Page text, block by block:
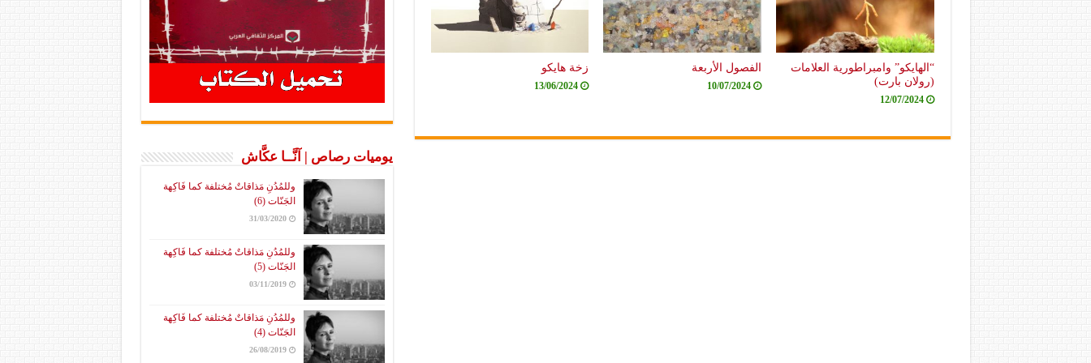
“الهايكو” وامبراطورية العلامات
(رولان بارت)
12/07/2024
الفصول الأربعة
10/07/2024
زخة هايكو
13/06/2024
يوميات رصاص | آنَّــا عكَّاش
وللمُدُنِ مَذاقاتٌ مُختلفة كما فَاكِهة
الجَنّات (6)
31/03/2020
وللمُدُنِ مَذاقاتٌ مُختلفة كما فَاكِهة
الجَنّات (5)
03/11/2019
وللمُدُنِ مَذاقاتٌ مُختلفة كما فَاكِهة
الجَنّات (4)
26/08/2019